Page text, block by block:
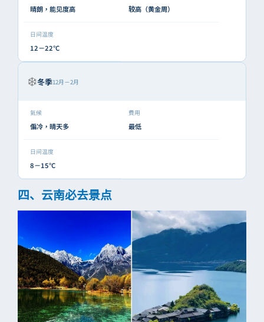
晴朗，能见度高 较高（黄金周）
日间温度
12－22°C
❄️冬季12月－2月
氣候
偏冷，晴天多
費用
最低
日间温度
8－15°C
四、云南必去景点